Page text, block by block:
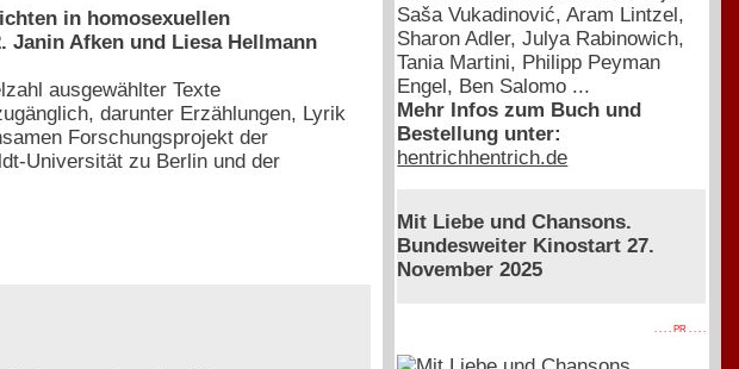
in homosexuellen
Janin Afken und Liesa Hellmann
ausgewählter Texte
darunter Erzählungen, Lyrik
Forschungsprojekt der
Universität zu Berlin und der
Saša Vukadinović, Aram Lintzel,
Sharon Adler, Julya Rabinowich,
Tania Martini, Philipp Peyman
Engel, Ben Salomo ...
Mehr Infos zum Buch und
Bestellung unter:
hentrichhentrich.de
Mit Liebe und Chansons.
Bundesweiter Kinostart 27.
November 2025
. . . . PR . . . .